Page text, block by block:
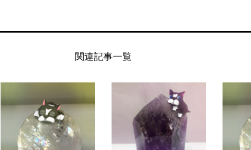
関連記事一覧